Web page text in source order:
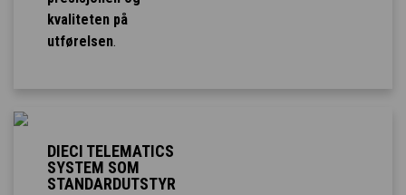
kvaliteten på
utførelsen.
DIECI TELEMATICS
SYSTEM SOM
STANDARDUTSTYR